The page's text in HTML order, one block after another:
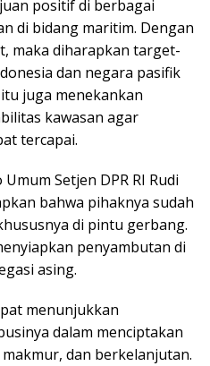
positif di berbagai
di bidang maritim. Dengan
maka diharapkan target-
dan negara pasifik
juga menekankan
kawasan agar
tercapai.
Setjen DPR RI Rudi
bahwa pihaknya sudah
di pintu gerbang.
penyambutan di
asing.
menunjukkan
dalam menciptakan
dan berkelanjutan.